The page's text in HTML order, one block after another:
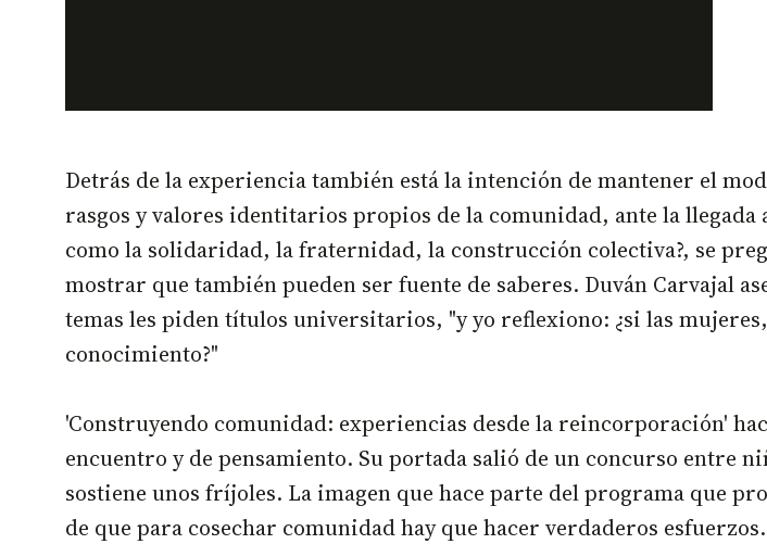
Detrás de la experiencia también está la intención de mantener el
rasgos y valores identitarios propios de la comunidad, ante la
como la solidaridad, la fraternidad, la construcción colectiva?, se
mostrar que también pueden ser fuente de saberes. Duván Carvajal
temas les piden títulos universitarios, "y yo reflexiono: ¿si las
conocimiento?"
'Construyendo comunidad: experiencias desde la reincorporación'
encuentro y de pensamiento. Su portada salió de un concurso entre
sostiene unos fríjoles. La imagen que hace parte del programa que
de que para cosechar comunidad hay que hacer verdaderos esfuerzos.